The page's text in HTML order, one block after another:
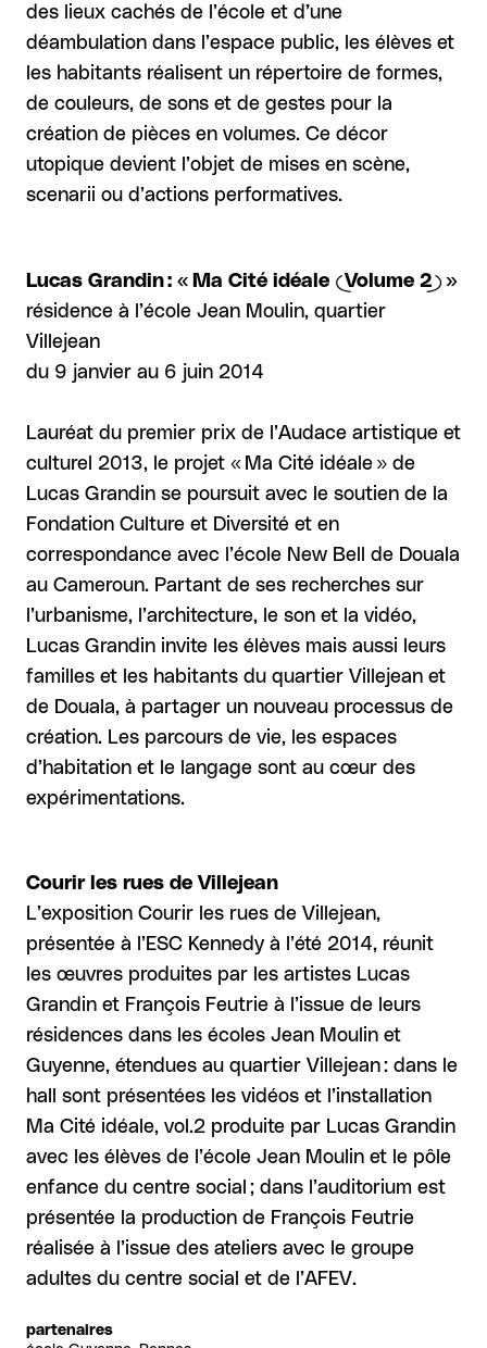
des lieux cachés de l’école et d’une
déambulation dans l’espace public, les élèves et
les habitants réalisent un répertoire de formes,
de couleurs, de sons et de gestes pour la
création de pièces en volumes. Ce décor
utopique devient l’objet de mises en scène,
scenarii ou d’actions performatives.
Lucas Grandin : « Ma Cité idéale (Volume 2) »
résidence à l’école Jean Moulin, quartier
Villejean
du 9 janvier au 6 juin 2014
Lauréat du premier prix de l’Audace artistique et
culturel 2013, le projet « Ma Cité idéale » de
Lucas Grandin se poursuit avec le soutien de la
Fondation Culture et Diversité et en
correspondance avec l’école New Bell de Douala
au Cameroun. Partant de ses recherches sur
l’urbanisme, l’architecture, le son et la vidéo,
Lucas Grandin invite les élèves mais aussi leurs
familles et les habitants du quartier Villejean et
de Douala, à partager un nouveau processus de
création. Les parcours de vie, les espaces
d’habitation et le langage sont au cœur des
expérimentations.
Courir les rues de Villejean
L’exposition Courir les rues de Villejean,
présentée à l’ESC Kennedy à l’été 2014, réunit
les œuvres produites par les artistes Lucas
Grandin et François Feutrie à l’issue de leurs
résidences dans les écoles Jean Moulin et
Guyenne, étendues au quartier Villejean : dans le
hall sont présentées les vidéos et l’installation
Ma Cité idéale, vol.2 produite par Lucas Grandin
avec les élèves de l’école Jean Moulin et le pôle
enfance du centre social ; dans l’auditorium est
présentée la production de François Feutrie
réalisée à l’issue des ateliers avec le groupe
adultes du centre social et de l’AFEV.
partenaires